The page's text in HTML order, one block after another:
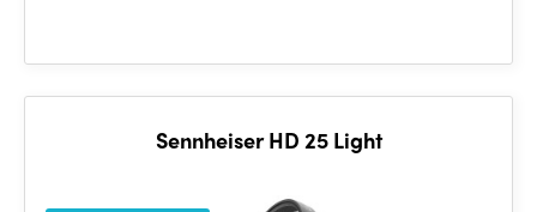
Sennheiser HD 25 Light